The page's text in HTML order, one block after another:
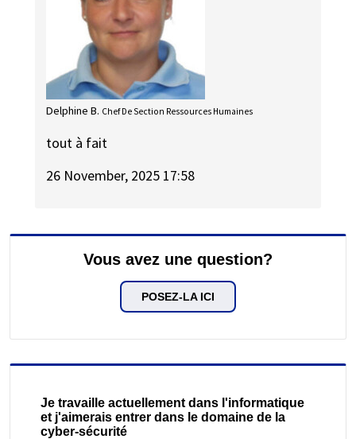
Delphine B. Chef De Section Ressources Humaines
tout à fait
26 November, 2025 17:58
Vous avez une question?
POSEZ-LA ICI
Je travaille actuellement dans l'informatique
et j'aimerais entrer dans le domaine de la
cyber-sécurité